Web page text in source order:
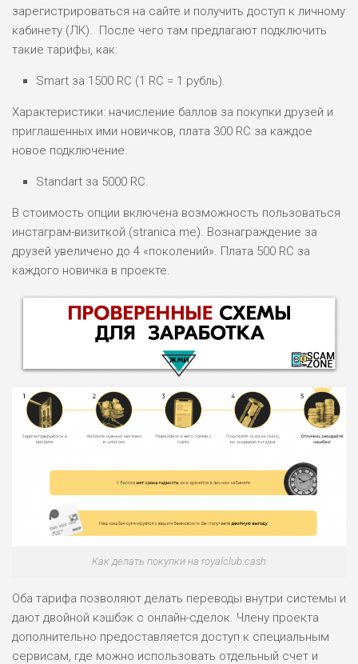
зарегистрироваться на сайте и получить доступ к личному
кабинету (ЛК). После чего там предлагают подключить
такие тарифы, как:
Smart за 1500 RC (1 RC = 1 рубль).
Характеристики: начисление баллов за покупки друзей и
приглашенных ими новичков, плата 300 RC за каждое
новое подключение.
Standart за 5000 RC.
В стоимость опции включена возможность пользоваться
инстаграм-визиткой (stranica.me). Вознаграждение за
друзей увеличено до 4 «поколений». Плата 500 RC за
каждого новичка в проекте.
ОБЗОР
ПОДОЙДЕТ
ВСЕМ
ДОХОД: ВЫСОКИЙ
ЛЮБИТЕЛЯ
М СТАВОК
Как делать покупки на royalclub.cash
Оба тарифа позволяют делать переводы внутри системы и
дают двойной кэшбэк с онлайн-сделок. Члену проекта
дополнительно предоставляется доступ к специальным
сервисам, где можно использовать отдельный счет и